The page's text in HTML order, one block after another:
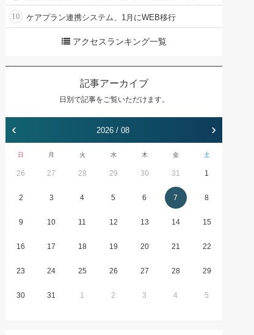
10 ケアプラン連携システム、1月にWEB移行
アクセスランキング一覧
記事アーカイブ
日別で記事をご覧いただけます。
‹ 2026 / 08 ›
日 月 火 水 木 金 土
26 27 28 29 30 31 1
2 3 4 5 6 7 8
9 10 11 12 13 14 15
16 17 18 19 20 21 22
23 24 25 26 27 28 29
30 31 1 2 3 4 5